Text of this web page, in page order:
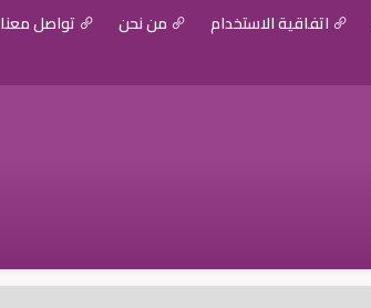
اتفاقية الاستخدام من نحن تواصل معنا